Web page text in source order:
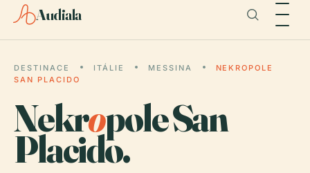
Audiala
DESTINACE ITÁLIE MESSINA
NEKROPOLE
SAN PLACIDO
Nekropole San
Placido.